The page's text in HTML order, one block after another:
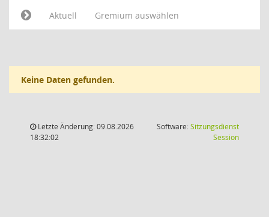
Aktuell
Gremium auswählen
Keine Daten gefunden.
Letzte Änderung: 09.08.2026
18:32:02
Software:Sitzungsdienst
Session(Wird in